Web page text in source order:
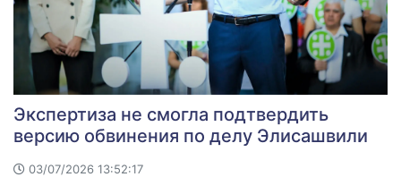
Экспертиза не смогла подтвердить
версию обвинения по делу Элисашвили
03/07/2026 13:52:17